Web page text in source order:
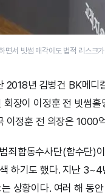
면서 빗썸 매각에도 법적 리스크
2018년 김병건 BK메
장이 이정훈 전 빗썸
이정훈 전 의장은 1000
죄합동수사단(합수단)
하기도 했다. 지난
상황이다. 여러 해 동